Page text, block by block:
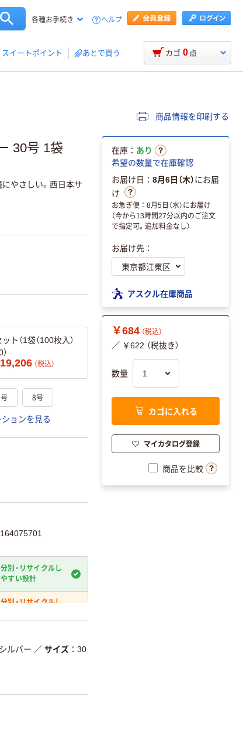
各種お手続き ヘルプ
スイートポイント あとで買う カゴ 0 点
商品情報を印刷する
30号 1袋
にやさしい。西日本サ
ト（1袋（100枚入）
（税込）
8号
ョンを見る
分別・リサイクルし
やすい設計
分別・リサイクルし
削減
シルバー ／ サイズ
30
在庫： あり
希望の数量で在庫確認
お届け日： 8月6日（木）にお届
け
お急ぎ便：8月5日（水）にお届け
（今から13時間27分以内のご注文
で指定可。追加料金なし）
お届け先：
アスクル在庫商品
￥684 （税込）
／ ￥622 （税抜き）
数量
カゴに入れる
マイカタログ登録
商品を比較